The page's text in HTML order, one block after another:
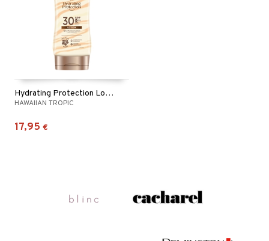
Hydrating Protection Lotion SPF30
HAWAIIAN TROPIC
17,95 €